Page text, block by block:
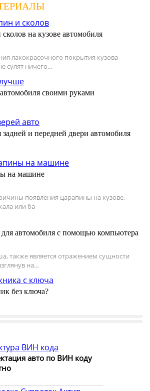
на кузове автомобиля
лакокрасочного покрытия кузова
сулят ничего...
своими руками
задней и передней двери автомобиля
на машине
появления царапины на кузове,
или ба
для автомобиля с помощью компьютера
также является отражением сущности
на...
без ключа?
авто по ВИН коду